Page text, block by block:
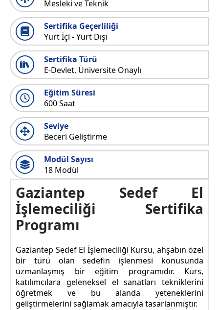
Mesleki ve Teknik
Sertifika Geçerliliği
Yurt İçi - Yurt Dışı
Sertifika Türü
E-Devlet, Üniversite Onaylı
Eğitim Süresi
600 Saat
Seviye
Beceri Geliştirme
Modül Sayısı
18 Modül
Gaziantep Sedef El
İşlemeciliği Sertifika
Programı
Gaziantep Sedef El İşlemeciliği Kursu, ahşabın özel
bir türü olan sedefin işlenmesi konusunda
uzmanlaşmış bir eğitim programıdır. Kurs,
katılımcılara geleneksel el sanatları tekniklerini
öğretmek ve bu alanda yeteneklerini
geliştirmelerini sağlamak amacıyla tasarlanmıştır.